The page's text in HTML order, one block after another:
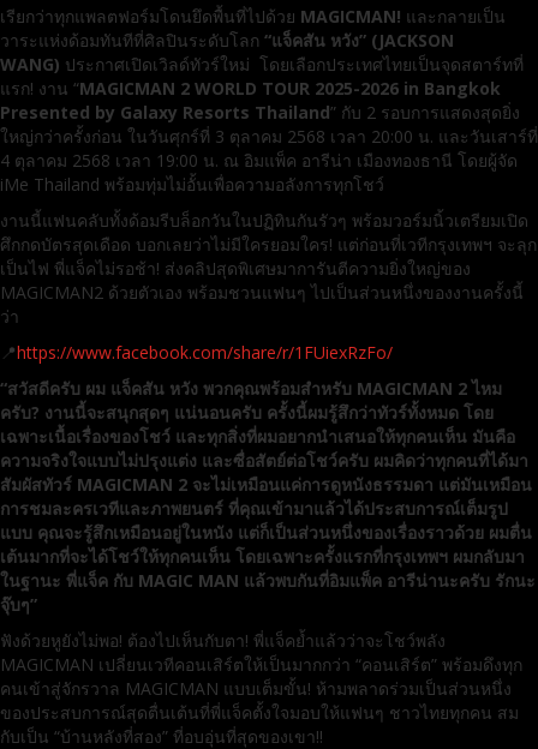
เรียกว่าทุกแพลตฟอร์มโดนยึดพื้นที่ไปด้วย MAGICMAN! และกลายเป็น
วาระแห่งด้อมทันทีที่ศิลปินระดับโลก “แจ็คสัน หวัง” (JACKSON
WANG) ประกาศเปิดเวิลด์ทัวร์ใหม่ โดยเลือกประเทศไทยเป็นจุดสตาร์ทที่
แรก! งาน “MAGICMAN 2 WORLD TOUR 2025-2026 in Bangkok
Presented by Galaxy Resorts Thailand” กับ 2 รอบการแสดงสุดยิ่ง
ใหญ่กว่าครั้งก่อน ในวันศุกร์ที่ 3 ตุลาคม 2568 เวลา 20:00 น. และวันเสาร์ที่
4 ตุลาคม 2568 เวลา 19:00 น. ณ อิมแพ็ค อารีน่า เมืองทองธานี โดยผู้จัด
iMe Thailand พร้อมทุ่มไม่อั้นเพื่อความอลังการทุกโชว์
งานนี้แฟนคลับทั้งด้อมรีบล็อกวันในปฏิทินกันรัวๆ พร้อมวอร์มนิ้วเตรียมเปิด
ศึกกดบัตรสุดเดือด บอกเลยว่าไม่มีใครยอมใคร! แต่ก่อนที่เวทีกรุงเทพฯ จะลุก
เป็นไฟ พี่แจ็คไม่รอช้า! ส่งคลิปสุดพิเศษมาการันตีความยิ่งใหญ่ของ
MAGICMAN2 ด้วยตัวเอง พร้อมชวนแฟนๆ ไปเป็นส่วนหนึ่งของงานครั้งนี้
ว่า
📍https://www.facebook.com/share/r/1FUiexRzFo/
“สวัสดีครับ ผม แจ็คสัน หวัง พวกคุณพร้อมสำหรับ MAGICMAN 2 ไหม
ครับ? งานนี้จะสนุกสุดๆ แน่นอนครับ ครั้งนี้ผมรู้สึกว่าทัวร์ทั้งหมด โดย
เฉพาะเนื้อเรื่องของโชว์ และทุกสิ่งที่ผมอยากนำเสนอให้ทุกคนเห็น มันคือ
ความจริงใจแบบไม่ปรุงแต่ง และซื่อสัตย์ต่อโชว์ครับ ผมคิดว่าทุกคนที่ได้มา
สัมผัสทัวร์ MAGICMAN 2 จะไม่เหมือนแค่การดูหนังธรรมดา แต่มันเหมือน
การชมละครเวทีและภาพยนตร์ ที่คุณเข้ามาแล้วได้ประสบการณ์เต็มรูป
แบบ คุณจะรู้สึกเหมือนอยู่ในหนัง แต่ก็เป็นส่วนหนึ่งของเรื่องราวด้วย ผมตื่น
เต้นมากที่จะได้โชว์ให้ทุกคนเห็น โดยเฉพาะครั้งแรกที่กรุงเทพฯ ผมกลับมา
ในฐานะ พี่แจ็ค กับ MAGIC MAN แล้วพบกันที่อิมแพ็ค อารีน่านะครับ รักนะ
จุ๊บๆ”
ฟังด้วยหูยังไม่พอ! ต้องไปเห็นกับตา! พี่แจ็คย้ำแล้วว่าจะโชว์พลัง
MAGICMAN เปลี่ยนเวทีคอนเสิร์ตให้เป็นมากกว่า “คอนเสิร์ต” พร้อมดึงทุก
คนเข้าสู่จักรวาล MAGICMAN แบบเต็มขั้น! ห้ามพลาดร่วมเป็นส่วนหนึ่ง
ของประสบการณ์สุดตื่นเต้นที่พี่แจ็คตั้งใจมอบให้แฟนๆ ชาวไทยทุกคน สม
กับเป็น “บ้านหลังที่สอง” ที่อบอุ่นที่สุดของเขา!!